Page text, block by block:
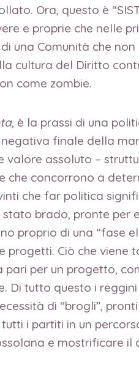
Ora, questo è
e proprie che nelle
una Comunità che
cultura del Diritto
come zombie.
, è la prassi di una
finale della
assoluto –
che concorrono a
che far politica
brado, pronte per
proprio di una “fase
progetti. Ciò che
pari per un progetto,
Di tutto questo i
di “brogli”,
i partiti in un
e mostrificare